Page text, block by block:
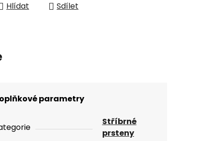
Hlídat Sdílet
parametry
Stříbrné
prsteny